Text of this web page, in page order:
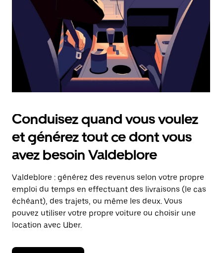
touche
pour
fermer
le
calendrier.
Conduisez quand vous voulez
et générez tout ce dont vous
avez besoin Valdeblore
Valdeblore : générez des revenus selon votre propre
emploi du temps en effectuant des livraisons (le cas
échéant), des trajets, ou même les deux. Vous
pouvez utiliser votre propre voiture ou choisir une
location avec Uber.